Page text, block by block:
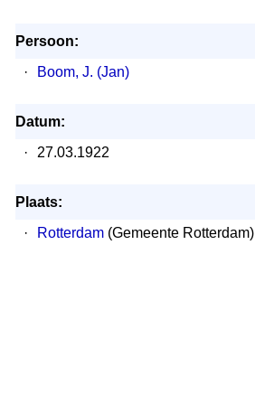
Persoon:
·
Boom, J. (Jan)
Datum:
·
27.03.1922
Plaats:
·
Rotterdam(Gemeente Rotterdam)